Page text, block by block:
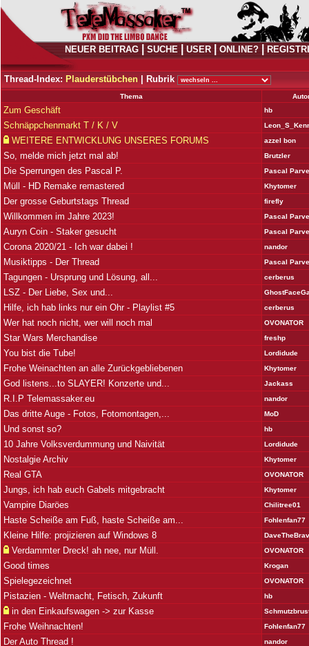
NEUER BEITRAG SUCHE USER ONLINE?
Thread-Index: Plauderstübchen Rubrik
Thema
Zum Geschäft hb
Schnäppchenmarkt T / K / V
WEITERE ENTWICKLUNG UNSERES FORUMS azzel bon
So, melde mich jetzt mal ab! Brutzler
Die Sperrungen des Pascal P. Pascal
Müll - HD Remake remastered Khytomer
Der grosse Geburtstags Thread firefly
Willkommen im Jahre 2023! Pascal
Auryn Coin - Staker gesucht Pascal
Corona 2020/21 - Ich war dabei ! nandor
Musiktipps - Der Thread Pascal
Tagungen - Ursprung und Lösung, all... cerberus
LSZ - Der Liebe, Sex und...
Hilfe, ich hab links nur ein Ohr - Playlist #5 cerberus
Wer hat noch nicht, wer will noch mal OVONATOR
Star Wars Merchandise freshp
You bist die Tube! Lordidude
Frohe Weinachten an alle Zurückgebliebenen Khytomer
God listens...to SLAYER! Konzerte und... Jackass
R.I.P Telemassaker.eu nandor
Das dritte Auge - Fotos, Fotomontagen,... MoD
Und sonst so? hb
10 Jahre Volksverdummung und Naivität Lordidude
Nostalgie Archiv Khytomer
Real GTA OVONATOR
Jungs, ich hab euch Gabels mitgebracht Khytomer
Vampire Diaröes Chilitree01
Haste Scheiße am Fuß, haste Scheiße am... Fohlenfan77
Kleine Hilfe: projizieren auf Windows 8
Verdammter Dreck! ah nee, nur Müll. OVONATOR
Good times Krogan
Spielegezeichnet OVONATOR
Pistazien - Weltmacht, Fetisch, Zukunft hb
in den Einkaufswagen -> zur Kasse
Frohe Weihnachten! Fohlenfan77
Der Auto Thread ! nandor